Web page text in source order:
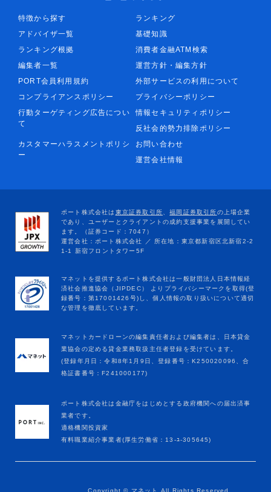
特徴から探す
ランキング
アドバイザ一覧
基礎知識
ランキング根拠
消費者金融ATM検索
編集者一覧
運営方針・編集方針
PORT会員利用規約
外部サービスの利用について
コンプライアンスポリシー
プライバシーポリシー
行動ターゲティング広告につい
て
情報セキュリティポリシー
反社会的勢力排除ポリシー
カスタマーハラスメントポリシ
ー
お問い合わせ
運営会社情報
マネットカードローンの編集責任者および編集者は、日本貸金
業協会の定める貸金業務取扱主任者登録を受けています。
(登録年月日：令和8年1月9日、登録番号：K250020096、合
格証書番号：F241000177)
ポート株式会社は金融庁をはじめとする政府機関への届出済事
業者です。
適格機関投資家
有料職業紹介事業者(厚生労働省：13-ﾕ-305645)